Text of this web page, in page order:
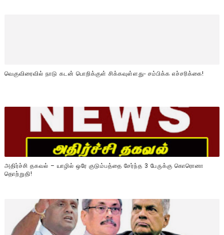
வெகுவிரைவில் நாடு கடன் பொறிக்குள் சிக்கவுள்ளது- சம்பிக்க எச்சரிக்கை!
அதிர்ச்சி தகவல் – யாழில் ஒரே குடும்பத்தை சேர்ந்த 3 பேருக்கு கொரொனா
தொற்றுதி!